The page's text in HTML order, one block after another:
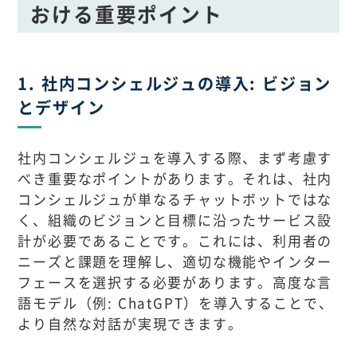
おける重要ポイント
1. 社内コンシェルジュの導入: ビジョン
とデザイン
社内コンシェルジュを導入する際、まず考慮す
べき重要なポイントがあります。それは、社内
コンシェルジュが単なるチャットボットではな
く、組織のビジョンと目標に沿ったサービス設
計が必要であることです。これには、利用者の
ニーズと課題を理解し、適切な機能やインター
フェースを選択する必要があります。高度な言
語モデル（例: ChatGPT）を導入することで、
より自然な対話が実現できます。